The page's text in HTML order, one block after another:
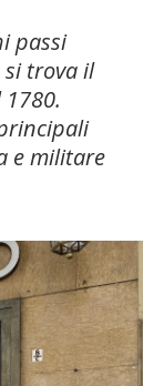
passi
si trova il
e militare